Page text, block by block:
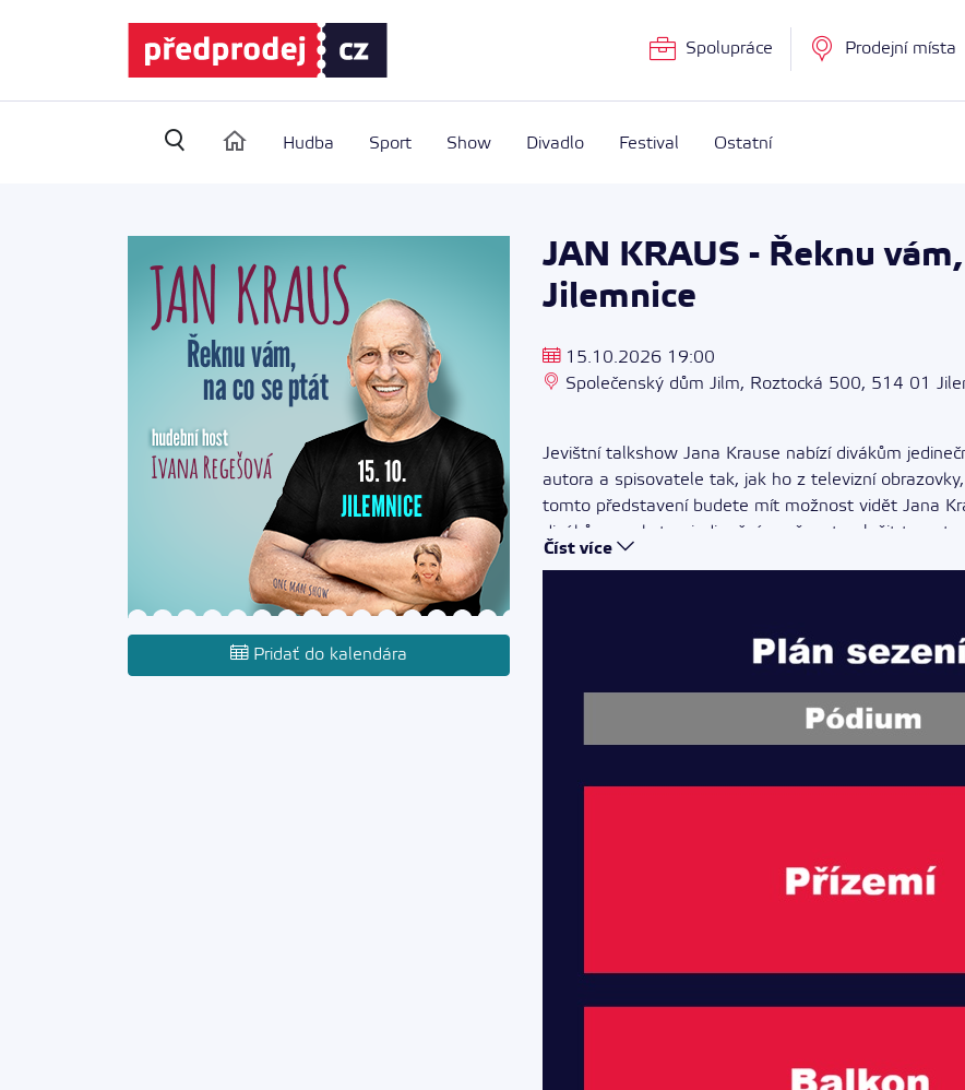
Spolupráce Prodejní místa
(vyhledávání)Hudba Sport Show Divadlo Festival Ostatní
Pridať do kalendára
JAN KRAUS - Řeknu
Jilemnice
15.10.2026 19:00
Společenský dům Jilm, Roztocká 500, 514 01
Jevištní talkshow Jana Krause nabízí divákům
autora a spisovatele tak, jak ho z televizní
tomto představení budete mít možnost vidět Jana
divákům naskytne jedinečná možnost položit
Číst více